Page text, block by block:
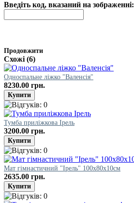
Введіть код, вказаний на зображенні:
Продовжити
Схожі (6)
Односпальне ліжко "Валенсія"
8230.00 грн.
Тумба приліжкова Ірель
3200.00 грн.
Мат гімнастичний "Ірель" 100х80х10см
2635.00 грн.